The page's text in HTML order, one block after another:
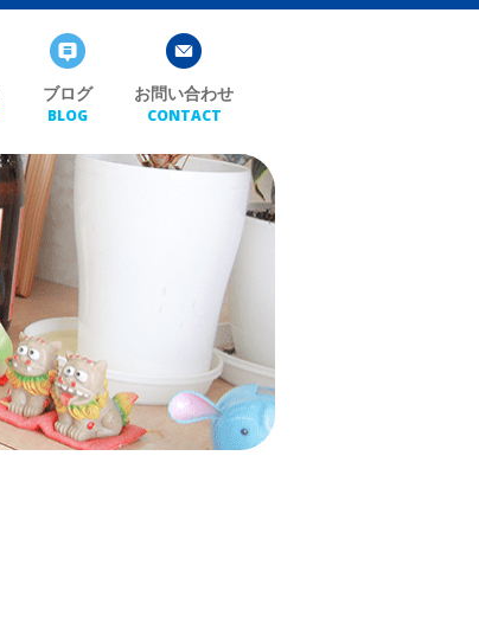
ブログ
BLOG
お問い合わせ
CONTACT